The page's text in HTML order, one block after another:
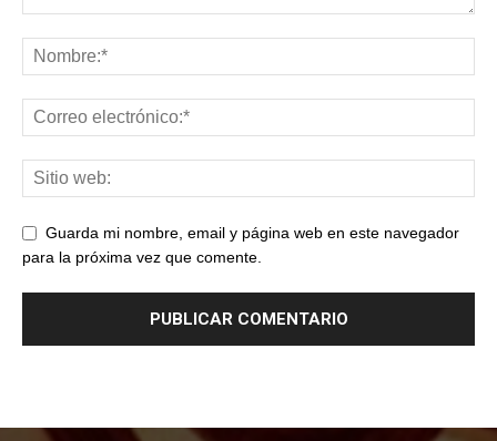
Guarda mi nombre, email y página web en este navegador
para la próxima vez que comente.